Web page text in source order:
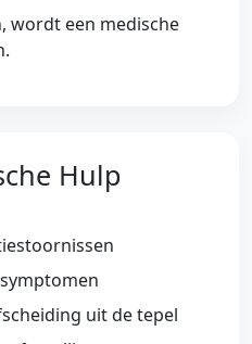
wordt een medische
Hulp
uit de tepel